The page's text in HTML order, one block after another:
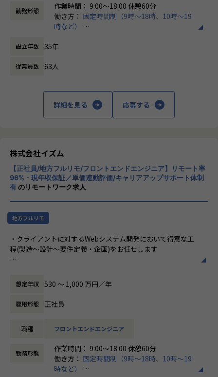
■エンド直案件ではエンド企業のシステム責任者と直接やり
とりをし、課題の抽出段階から案件を手掛けていく最上流工
針を提案します。「給与の上げ方」「希望言語の案件への入
■入社後は先輩社員のサポートのもと実務を経験していきま
す。担当する案件も、当社に寄せられる豊富な開発案件の中
ランスを重視しており残業をなるべくしないよう調整してい
ます(稼働時間が多い案件には入らない、炎上している現場に
は入らないことを徹底)。因みにイズムでは現在子育て中の社
員は12名です。
■制度として書籍の購入補助やSchoo（eラーニングサービ
ス）のオンライン講座への無料参加などがあります。今後も
教育体系はさらに整えていく予定で、知識習得に貪欲な方に
満足いただける環境です。
社内の定める業務
望を伝えられる環境です。
【納得度100％の単価評価制度】
参画案件単価公開に加えて単価に対する給与額の表も公開し
ています。
努力が年収に直結するよう、単価が幾ら上がると年収が幾ら
になるかを常に把握できるのでモチベーション高く働くこと
【安心のフォロー体制】
エンジニアチームリーダーと年間のスキルアップ計画を個別
魅力をアピールできるよう営業とエンジニアチームが全力で
フォローします。
【お任せするプロジェクトについて】
程(製造～設計～要件定義・企画)をお任せします
・Java, Ruby, Python, PHP, React, MySQL, AWSなどを使用
する案件が多く、エンド企業が展開する自社サービス開発、
大手SIerの大規模案件の要件定義～など上流工程を担当いた
だきます。
基本的にリモートでの参画になります
山梨、群馬、福井、大阪、愛知、京都など全国に在住)
＜プロジェクト例＞
・ライブ配信サービスバックエンド開発
国内最大規模のライブ配信サービスに貢献する開発チームの
勤務形態
作業時間： 9:00～18:00 休憩60分
働き方： 固定時間制（9時～18時、10時～19
時など）
休憩時間： 60分
設立年数 35年
従業員数 63人
詳細を見る 応募する
株式会社イズム
【正社員/地方フルリモ/フロントエンドエンジニア】リモート率
96%・現年収保証／単価連動評価/キャリアアップサポート体制
有のリモートワーク求人
地方フルリモ
・クライアントに対するWebシステム開発において得意な工
程(製造～設計～要件定義・企画)をお任せします
案件が多く、スキルによって企画や要件定義といった最上流
からお任せいたします。
・エンド、大手SIerといった商流が浅い案件が大半のため、
※エンジニア社員リモート率9割(北海道、宮城県。静岡県、
＜プロジェクト例＞
美容サロンSaaS企業のフロントエンド開発
想定年収 530 〜 1,000 万円／年
雇用形態 正社員
職種 フロントエンドエンジニア
勤務形態
作業時間： 9:00～18:00 休憩60分
働き方： 固定時間制（9時～18時、10時～19
時など）